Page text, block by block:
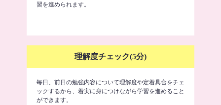
習を進められます。
理解度チェック(5分)
毎日、前日の勉強内容について理解度や定着具合をチェ
ックするから、着実に身につけながら学習を進めること
ができます。